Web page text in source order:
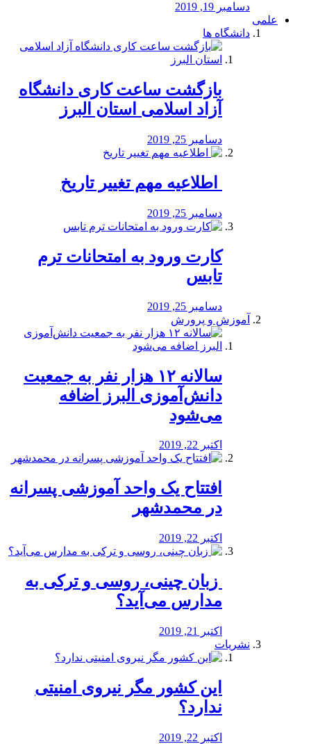
دسامبر 19, 2019
علمی
دانشگاه ها
بازگشت ساعت کاری دانشگاه
آزاد اسلامی استان البرز
دسامبر 25, 2019
️ اطلاعیه مهم تغییر تاریخ
دسامبر 25, 2019
کارت ورود به امتحانات ترم
تابس
دسامبر 25, 2019
آموزش و پرورش
️سالانه ۱۲ هزار نفر به جمعیت
دانش‌آموزی البرز اضافه
می‌شود
اکتبر 22, 2019
افتتاح یک واحد آموزشی پسرانه
در محمدشهر
اکتبر 22, 2019
️ زبان چینی، روسی و ترکی به
مدارس می‌آید؟
اکتبر 21, 2019
نشریات
این کشور مگر نیروی امنیتی
ندارد؟
اکتبر 22, 2019